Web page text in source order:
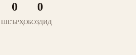
0
ШЕЪРҲО
0
БОЗДИД